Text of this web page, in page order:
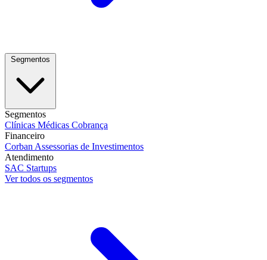
Segmentos
Segmentos
Clínicas Médicas Cobrança
Financeiro
Corban Assessorias de Investimentos
Atendimento
SAC Startups
Ver todos os segmentos